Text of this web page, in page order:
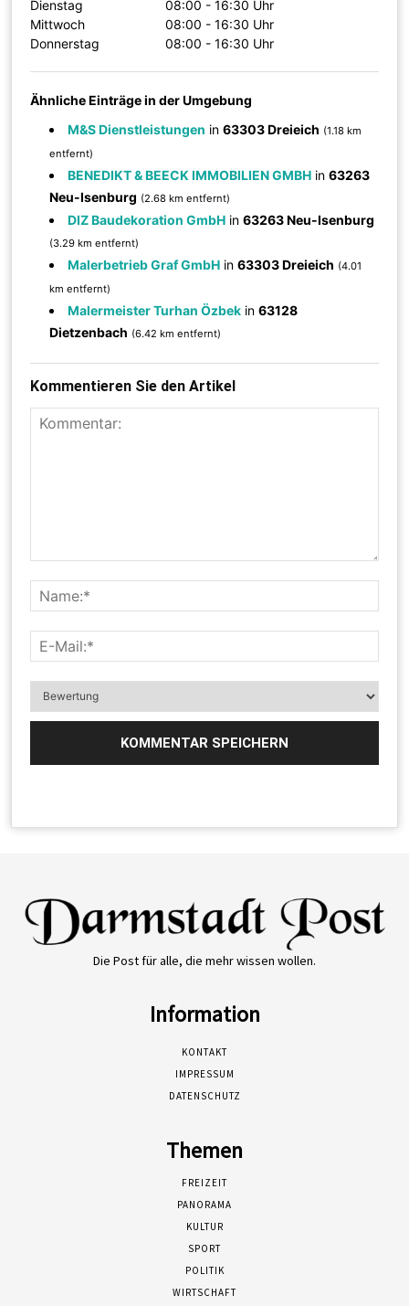
Dienstag
08:00 - 16:30 Uhr
Mittwoch
08:00 - 16:30 Uhr
Donnerstag
08:00 - 16:30 Uhr
Ähnliche Einträge in der Umgebung
M&S Dienstleistungen in63303 Dreieich (1.18 km
entfernt)
BENEDIKT & BEECK IMMOBILIEN GMBH in63263
Neu-Isenburg (2.68 km entfernt)
DIZ Baudekoration GmbH in63263 Neu-Isenburg
(3.29 km entfernt)
Malerbetrieb Graf GmbH in63303 Dreieich (4.01
km entfernt)
Malermeister Turhan Özbek in63128
Dietzenbach (6.42 km entfernt)
Kommentieren Sie den Artikel
Die Post für alle, die mehr wissen wollen.
Information
KONTAKT
IMPRESSUM
DATENSCHUTZ
Themen
FREIZEIT
PANORAMA
KULTUR
SPORT
POLITIK
WIRTSCHAFT